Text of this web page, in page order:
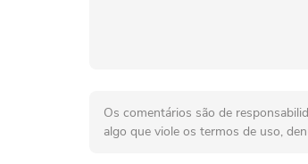
Os comentários são de
algo que viole os termos de uso,